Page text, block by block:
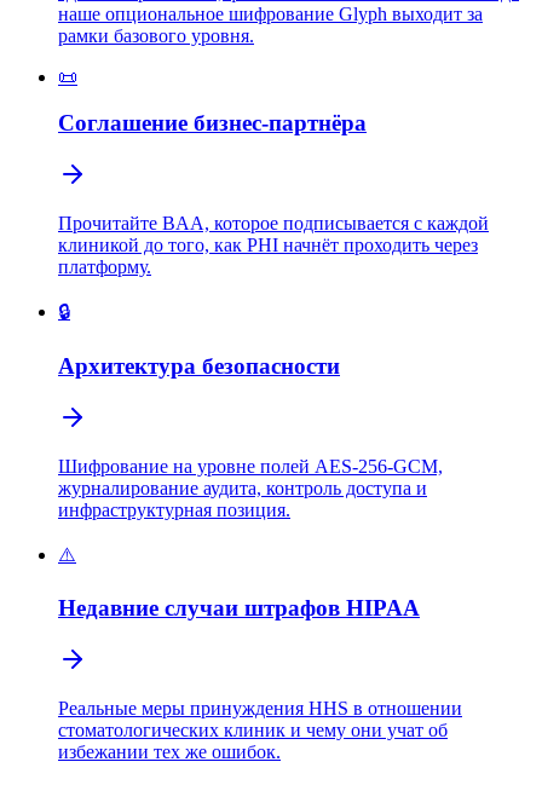
наше опциональное шифрование Glyph выходит за
рамки базового уровня.
📜
Соглашение бизнес-партнёра
Прочитайте BAA, которое подписывается с каждой
клиникой до того, как PHI начнёт проходить через
платформу.
🔒
Архитектура безопасности
Шифрование на уровне полей AES-256-GCM,
журналирование аудита, контроль доступа и
инфраструктурная позиция.
⚠️
Недавние случаи штрафов HIPAA
Реальные меры принуждения HHS в отношении
стоматологических клиник и чему они учат об
избежании тех же ошибок.